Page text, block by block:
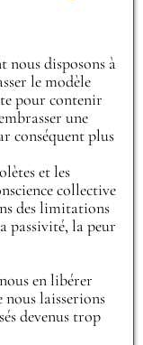
nous disposons à
le modèle
pour contenir
une
conséquent plus
et les
collective
des limitations
passivité, la peur
en libérer
nous laisserions
devenus trop